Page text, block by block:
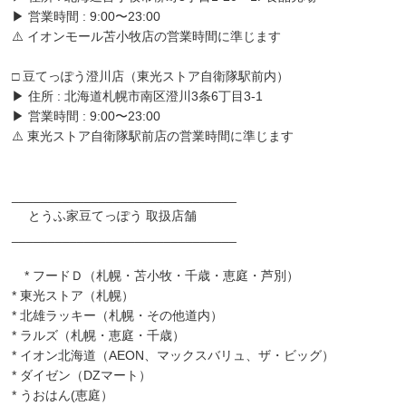
▶︎ 営業時間 : 9:00〜23:00
⚠️ イオンモール苫小牧店の営業時間に準じます
□ 豆てっぽう澄川店（東光ストア自衛隊駅前内）
▶︎ 住所 : 北海道札幌市南区澄川3条6丁目3-1
▶︎ 営業時間 : 9:00〜23:00
⚠️ 東光ストア自衛隊駅前店の営業時間に準じます
とうふ家豆てっぽう 取扱店舗
* フードＤ（札幌・苫小牧・千歳・恵庭・芦別）
* 東光ストア（札幌）
* 北雄ラッキー（札幌・その他道内）
* ラルズ（札幌・恵庭・千歳）
* イオン北海道（AEON、マックスバリュ、ザ・ビッグ）
* ダイゼン（DZマート）
* うおはん(恵庭）